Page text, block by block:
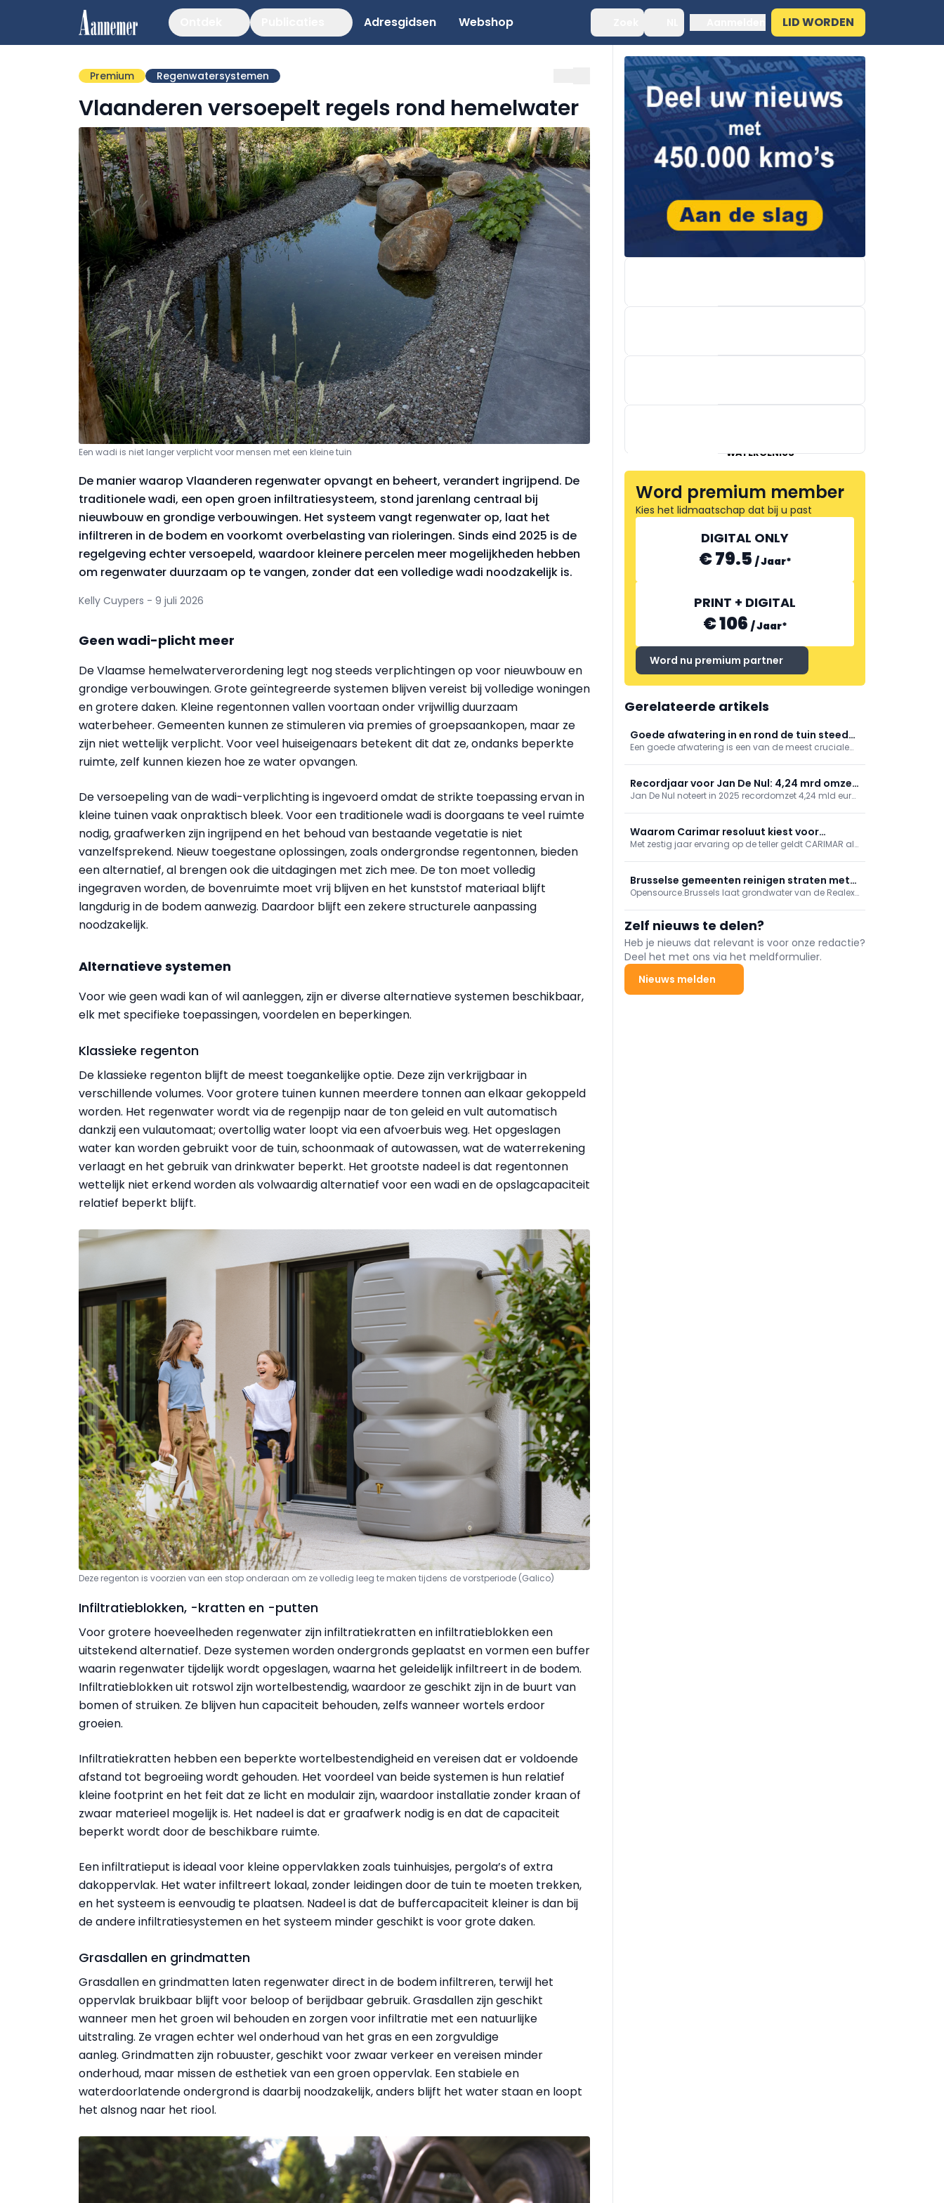
Adresgidsen Webshop LID WORDEN
Premium Regenwatersystemen
Vlaanderen versoepelt regels rond hemelwater
Een wadi is niet langer verplicht voor mensen met een kleine tuin
De manier waarop Vlaanderen regenwater opvangt en beheert, verandert ingrijpend. De
traditionele wadi, een open groen infiltratiesysteem, stond jarenlang centraal bij
nieuwbouw en grondige verbouwingen. Het systeem vangt regenwater op, laat het
infiltreren in de bodem en voorkomt overbelasting van rioleringen. Sinds eind 2025 is de
regelgeving echter versoepeld, waardoor kleinere percelen meer mogelijkheden hebben
om regenwater duurzaam op te vangen, zonder dat een volledige wadi noodzakelijk is.
Kelly Cuypers - 9 juli 2026
Geen wadi-plicht meer
De Vlaamse hemelwaterverordening legt nog steeds verplichtingen op voor nieuwbouw en
grondige verbouwingen. Grote geïntegreerde systemen blijven vereist bij volledige woningen
en grotere daken. Kleine regentonnen vallen voortaan onder vrijwillig duurzaam
waterbeheer. Gemeenten kunnen ze stimuleren via premies of groepsaankopen, maar ze
zijn niet wettelijk verplicht. Voor veel huiseigenaars betekent dit dat ze, ondanks beperkte
ruimte, zelf kunnen kiezen hoe ze water opvangen.
De versoepeling van de wadi-verplichting is ingevoerd omdat de strikte toepassing ervan in
kleine tuinen vaak onpraktisch bleek. Voor een traditionele wadi is doorgaans te veel ruimte
nodig, graafwerken zijn ingrijpend en het behoud van bestaande vegetatie is niet
vanzelfsprekend. Nieuw toegestane oplossingen, zoals ondergrondse regentonnen, bieden
een alternatief, al brengen ook die uitdagingen met zich mee. De ton moet volledig
ingegraven worden, de bovenruimte moet vrij blijven en het kunststof materiaal blijft
langdurig in de bodem aanwezig. Daardoor blijft een zekere structurele aanpassing
noodzakelijk.
Alternatieve systemen
Voor wie geen wadi kan of wil aanleggen, zijn er diverse alternatieve systemen beschikbaar,
elk met specifieke toepassingen, voordelen en beperkingen.
Klassieke regenton
De klassieke regenton blijft de meest toegankelijke optie. Deze zijn verkrijgbaar in
verschillende volumes. Voor grotere tuinen kunnen meerdere tonnen aan elkaar gekoppeld
worden. Het regenwater wordt via de regenpijp naar de ton geleid en vult automatisch
dankzij een vulautomaat; overtollig water loopt via een afvoerbuis weg. Het opgeslagen
water kan worden gebruikt voor de tuin, schoonmaak of autowassen, wat de waterrekening
verlaagt en het gebruik van drinkwater beperkt. Het grootste nadeel is dat regentonnen
wettelijk niet erkend worden als volwaardig alternatief voor een wadi en de opslagcapaciteit
relatief beperkt blijft.
Deze regenton is voorzien van een stop onderaan om ze volledig leeg te maken tijdens de vorstperiode (Galico)
Infiltratieblokken, -kratten en -putten
Voor grotere hoeveelheden regenwater zijn infiltratiekratten en infiltratieblokken een
uitstekend alternatief. Deze systemen worden ondergronds geplaatst en vormen een buffer
waarin regenwater tijdelijk wordt opgeslagen, waarna het geleidelijk infiltreert in de bodem.
Infiltratieblokken uit rotswol zijn wortelbestendig, waardoor ze geschikt zijn in de buurt van
bomen of struiken. Ze blijven hun capaciteit behouden, zelfs wanneer wortels erdoor
groeien.
Infiltratiekratten hebben een beperkte wortelbestendigheid en vereisen dat er voldoende
afstand tot begroeiing wordt gehouden. Het voordeel van beide systemen is hun relatief
kleine footprint en het feit dat ze licht en modulair zijn, waardoor installatie zonder kraan of
zwaar materieel mogelijk is. Het nadeel is dat er graafwerk nodig is en dat de capaciteit
beperkt wordt door de beschikbare ruimte.
Een infiltratieput is ideaal voor kleine oppervlakken zoals tuinhuisjes, pergola’s of extra
dakoppervlak. Het water infiltreert lokaal, zonder leidingen door de tuin te moeten trekken,
en het systeem is eenvoudig te plaatsen. Nadeel is dat de buffercapaciteit kleiner is dan bij
de andere infiltratiesystemen en het systeem minder geschikt is voor grote daken.
Grasdallen en grindmatten
Grasdallen en grindmatten laten regenwater direct in de bodem infiltreren, terwijl het
oppervlak bruikbaar blijft voor beloop of berijdbaar gebruik. Grasdallen zijn geschikt
wanneer men het groen wil behouden en zorgen voor infiltratie met een natuurlijke
uitstraling. Ze vragen echter wel onderhoud van het gras en een zorgvuldige
aanleg. Grindmatten zijn robuuster, geschikt voor zwaar verkeer en vereisen minder
onderhoud, maar missen de esthetiek van een groen oppervlak. Een stabiele en
waterdoorlatende ondergrond is daarbij noodzakelijk, anders blijft het water staan en loopt
het alsnog naar het riool.
WATERGENIUS
REHAU
Word premium member
Kies het lidmaatschap dat bij u past
DIGITAL ONLY
€ 79.5 /Jaar*
PRINT + DIGITAL
€ 106 /Jaar*
Word nu premium partner
Gerelateerde artikels
Goede afwatering in en rond de tuin steeds
belangrijker
Een goede afwatering is een van de meest cruciale
van wateroverlast, de gezondheid van de bodem en
het behoud van een mooie tuin.
Recordjaar voor Jan De Nul: 4,24 mrd omzet,
12% meer winst
Jan De Nul noteert in 2025 recordomzet 4,24 mld euro
schuldenvrije bedrijf investeert meer dan 1 mld in
vloot; 298 projecten in 31 landen.
Waarom Carimar resoluut kiest voor
AluCover van ACO
Met zestig jaar ervaring op de teller geldt CARIMAR als
brede productgamma springen met name de
aluminium betegelbare deksels AluCover Light Low en
Alupura van ACO ...
Brusselse gemeenten reinigen straten met
grondwater van Realex-werf
Opensource.Brussels laat grondwater van de Realex-
riolering.
Zelf nieuws te delen?
Heb je nieuws dat relevant is voor onze redactie?
Deel het met ons via het meldformulier.
Nieuws melden